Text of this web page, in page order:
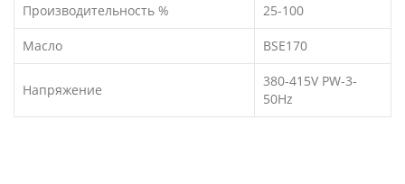
Производительность % 25-100
Масло BSE170
Напряжение
380-415V PW-3-
50Hz